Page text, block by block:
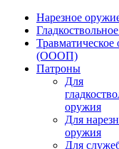
Нарезное
Травматическое
(ОООП)
Патроны
Для
оружия
Для
оружия
Для